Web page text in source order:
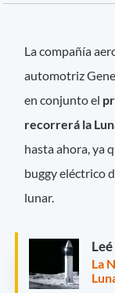
La compañía
automotriz
en conjunto el
recorrerá la
hasta ahora, ya
buggy eléctrico
lunar.
La